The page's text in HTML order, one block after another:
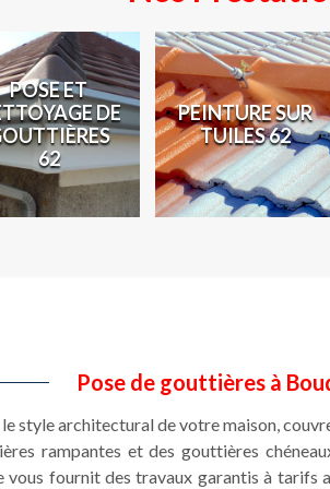
POSE ET
DE
62
PEINTURE SUR
TUILES 62
Pose de gouttières à
style architectural de votre maison,
rampantes et des gouttières
fournit des travaux garantis à tarifs